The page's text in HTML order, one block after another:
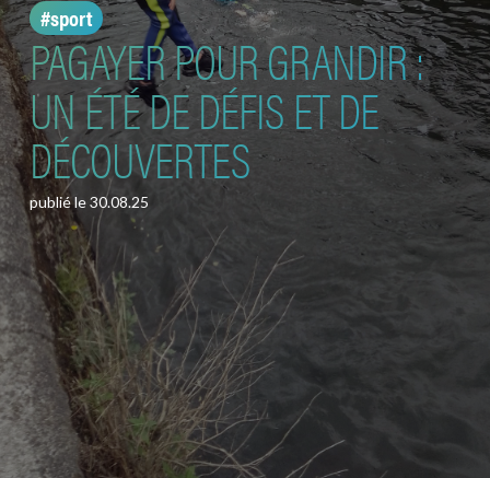
#sport
PAGAYER POUR GRANDIR :
UN ÉTÉ DE DÉFIS ET DE
DÉCOUVERTES
publié le30.08.25